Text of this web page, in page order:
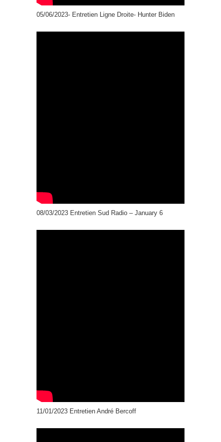
05/06/2023- Entretien Ligne Droite- Hunter Biden
08/03/2023 Entretien Sud Radio – January 6
11/01/2023 Entretien André Bercoff